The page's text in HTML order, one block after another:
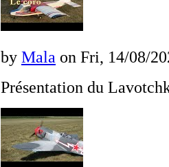
by Mala on Fri, 14/08/
Présentation du